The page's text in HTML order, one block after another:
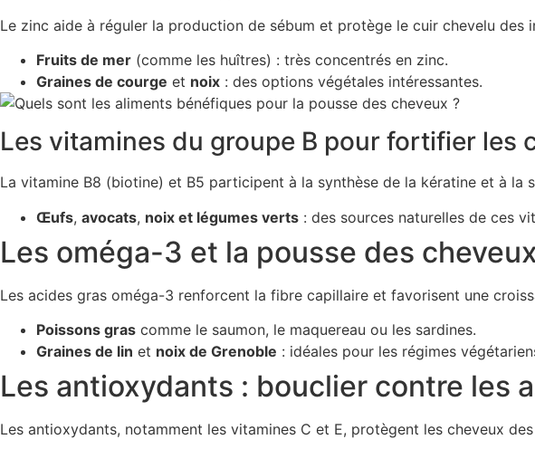
Le zinc aide à réguler la production de sébum et protège le cuir chevelu des
Fruits de mer (comme les huîtres) : très concentrés en zinc.
Graines de courge et noix : des options végétales intéressantes.
Les vitamines du groupe B pour fortifier les
La vitamine B8 (biotine) et B5 participent à la synthèse de la kératine et à la
Œufs, avocats, noix et légumes verts : des sources naturelles de ces
Les oméga-3 et la pousse des
Les acides gras oméga-3 renforcent la fibre capillaire et favorisent une
Poissons gras comme le saumon, le maquereau ou les sardines.
Graines de lin et noix de Grenoble : idéales pour les régimes
Les antioxydants : bouclier contre les
Les antioxydants, notamment les vitamines C et E, protègent les cheveux